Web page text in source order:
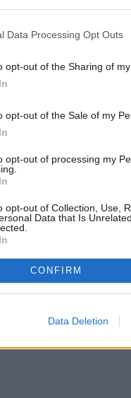
Data Processing Opt Outs
opt-out of the Sharing of
opt-out of the Sale of my
opt-out of processing my
opt-out of Collection, Use,
Data that Is
CONFIRM
Data Deletion